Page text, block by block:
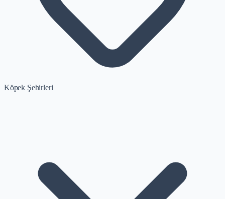
Köpek Şehirleri